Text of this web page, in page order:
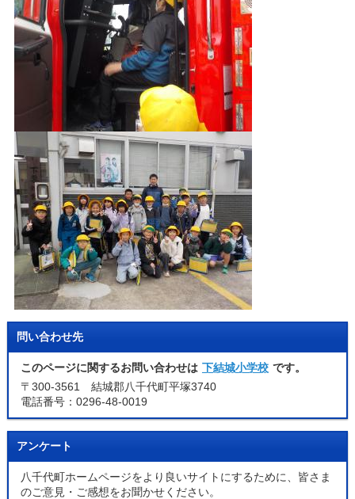
問い合わせ先
このページに関するお問い合わせは 下結城小学校 です。
〒300-3561 結城郡八千代町平塚3740
電話番号：0296-48-0019
アンケート
八千代町ホームページをより良いサイトにするために、皆さま
のご意見・ご感想をお聞かせください。